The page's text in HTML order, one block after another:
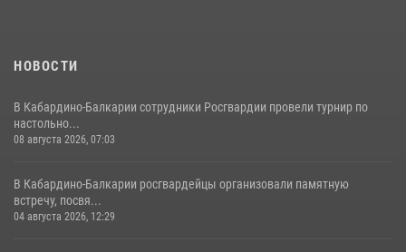
НОВОСТИ
В Кабардино-Балкарии сотрудники Росгвардии провели турнир по
настольно...
08 августа 2026, 07:03
В Кабардино-Балкарии росгвардейцы организовали памятную
встречу, посвя...
04 августа 2026, 12:29